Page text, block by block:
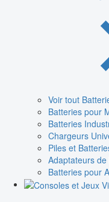
Voir tout
Batteries pour
Batteries
Chargeurs
Piles et
Adaptateurs de
Batteries pour